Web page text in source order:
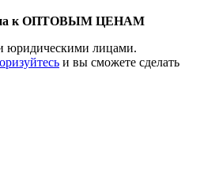
к ОПТОВЫМ ЦЕНАМ
юридическими лицами.
и вы сможете сделать